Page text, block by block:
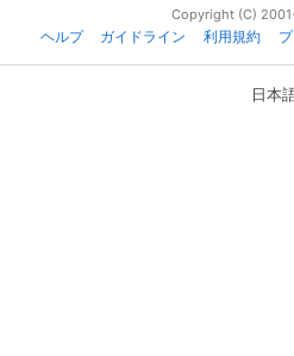
Copyright (C)
ヘルプ
ガイドライン 利用規約
日本